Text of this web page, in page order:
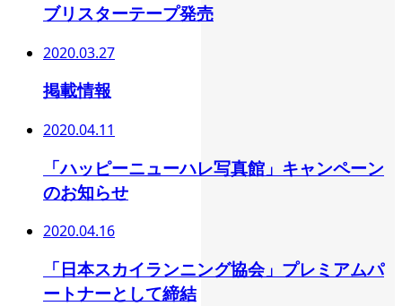
ブリスターテープ発売
2020.03.27
掲載情報
2020.04.11
「ハッピーニューハレ写真館」キャンペーン
のお知らせ
2020.04.16
「日本スカイランニング協会」プレミアムパ
ートナーとして締結